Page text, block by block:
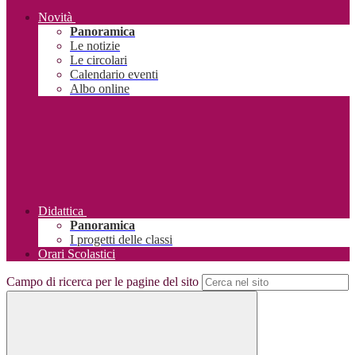
Novità
Panoramica
Le notizie
Le circolari
Calendario eventi
Albo online
Didattica
Panoramica
I progetti delle classi
Orari Scolastici
Campo di ricerca per le pagine del sito